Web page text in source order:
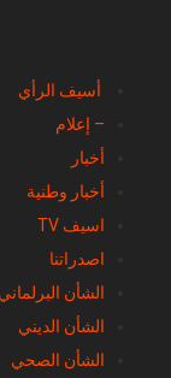
– إعلام
أخبار
أخبار وطنية
اسيف TV
اصدراتنا
الشأن البرلماني
الشأن الديني
الشأن الصحي
الفن الإسلامي